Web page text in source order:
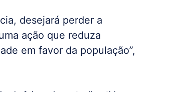
desejará perder a
ação que reduza
em favor da população”,